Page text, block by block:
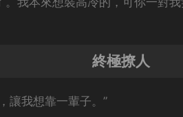
終極撩人
讓我想靠一輩子。”